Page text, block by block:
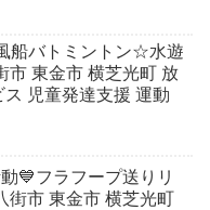
船バトミントン☆水遊
市 東金市 横芝光町 放
児童発達支援 運動
💙フラフープ送りリ
街市 東金市 横芝光町